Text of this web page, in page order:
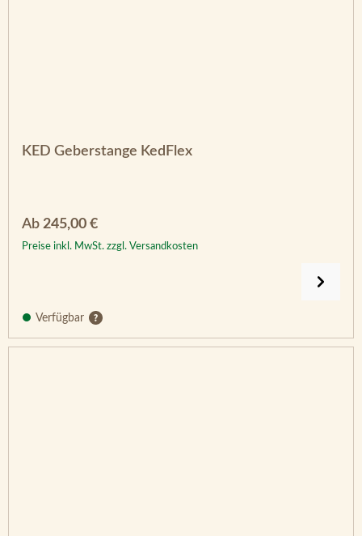
KED Geberstange KedFlex
Regulärer Preis:
Ab 245,00 €
Preise inkl. MwSt. zzgl. Versandkosten
Verfügbar